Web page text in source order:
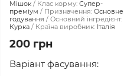
Мішок
Клас корму: Супер-
преміум
Призначення: Основне
годування
Основний інгредієнт:
Курка
Країна виробник: Італія
200 грн
Варіант фасування: